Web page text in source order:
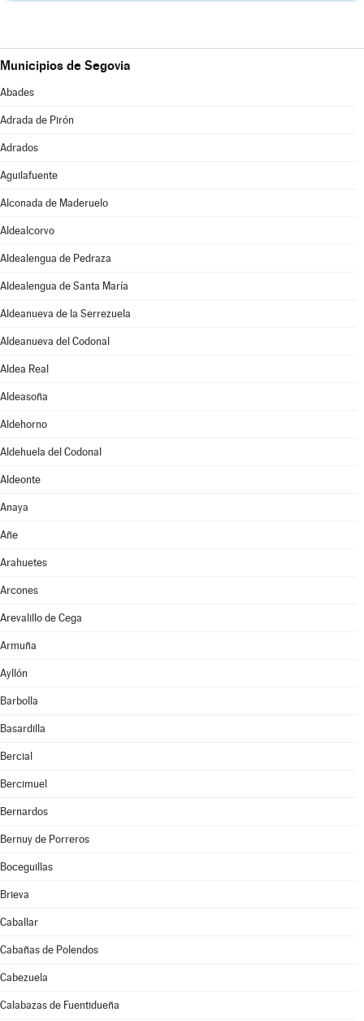
Municipios de Segovia
Abades
Adrada de Pirón
Adrados
Aguilafuente
Alconada de Maderuelo
Aldealcorvo
Aldealengua de Pedraza
Aldealengua de Santa María
Aldeanueva de la Serrezuela
Aldeanueva del Codonal
Aldea Real
Aldeasoña
Aldehorno
Aldehuela del Codonal
Aldeonte
Anaya
Añe
Arahuetes
Arcones
Arevalillo de Cega
Armuña
Ayllón
Barbolla
Basardilla
Bercial
Bercimuel
Bernardos
Bernuy de Porreros
Boceguillas
Brieva
Caballar
Cabañas de Polendos
Cabezuela
Calabazas de Fuentidueña